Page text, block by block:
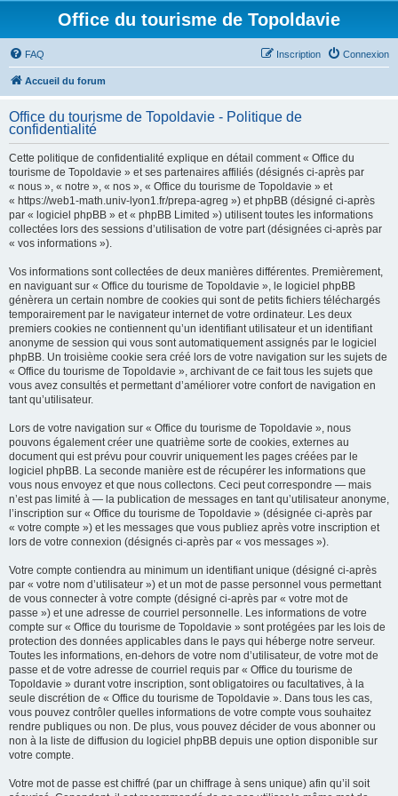
Office du tourisme de Topoldavie
FAQ Connexion
Inscription
Accueil du forum
Office du tourisme de Topoldavie - Politique de
confidentialité
Cette politique de confidentialité explique en détail comment « Office du
tourisme de Topoldavie » et ses partenaires affiliés (désignés ci-après par
« nous », « notre », « nos », « Office du tourisme de Topoldavie » et
« https://web1-math.univ-lyon1.fr/prepa-agreg ») et phpBB (désigné ci-après
par « logiciel phpBB » et « phpBB Limited ») utilisent toutes les informations
collectées lors des sessions d’utilisation de votre part (désignées ci-après par
« vos informations »).
Vos informations sont collectées de deux manières différentes. Premièrement,
en naviguant sur « Office du tourisme de Topoldavie », le logiciel phpBB
génèrera un certain nombre de cookies qui sont de petits fichiers téléchargés
temporairement par le navigateur internet de votre ordinateur. Les deux
premiers cookies ne contiennent qu’un identifiant utilisateur et un identifiant
anonyme de session qui vous sont automatiquement assignés par le logiciel
phpBB. Un troisième cookie sera créé lors de votre navigation sur les sujets de
« Office du tourisme de Topoldavie », archivant de ce fait tous les sujets que
vous avez consultés et permettant d’améliorer votre confort de navigation en
tant qu’utilisateur.
Lors de votre navigation sur « Office du tourisme de Topoldavie », nous
pouvons également créer une quatrième sorte de cookies, externes au
document qui est prévu pour couvrir uniquement les pages créées par le
logiciel phpBB. La seconde manière est de récupérer les informations que
vous nous envoyez et que nous collectons. Ceci peut correspondre — mais
n’est pas limité à — la publication de messages en tant qu’utilisateur anonyme,
l’inscription sur « Office du tourisme de Topoldavie » (désignée ci-après par
« votre compte ») et les messages que vous publiez après votre inscription et
lors de votre connexion (désignés ci-après par « vos messages »).
Votre compte contiendra au minimum un identifiant unique (désigné ci-après
par « votre nom d’utilisateur ») et un mot de passe personnel vous permettant
de vous connecter à votre compte (désigné ci-après par « votre mot de
passe ») et une adresse de courriel personnelle. Les informations de votre
compte sur « Office du tourisme de Topoldavie » sont protégées par les lois de
protection des données applicables dans le pays qui héberge notre serveur.
Toutes les informations, en-dehors de votre nom d’utilisateur, de votre mot de
passe et de votre adresse de courriel requis par « Office du tourisme de
Topoldavie » durant votre inscription, sont obligatoires ou facultatives, à la
seule discrétion de « Office du tourisme de Topoldavie ». Dans tous les cas,
vous pouvez contrôler quelles informations de votre compte vous souhaitez
rendre publiques ou non. De plus, vous pouvez décider de vous abonner ou
non à la liste de diffusion du logiciel phpBB depuis une option disponible sur
votre compte.
Votre mot de passe est chiffré (par un chiffrage à sens unique) afin qu’il soit